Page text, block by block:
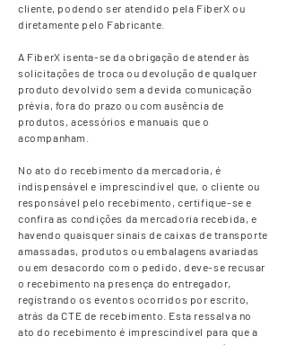
cliente, podendo ser atendido pela FiberX ou
diretamente pelo Fabricante.
A FiberX isenta-se da obrigação de atender às
solicitações de troca ou devolução de qualquer
produto devolvido sem a devida comunicação
prévia, fora do prazo ou com ausência de
produtos, acessórios e manuais que o
acompanham.
No ato do recebimento da mercadoria, é
indispensável e imprescindível que, o cliente ou
responsável pelo recebimento, certifique-se e
confira as condições da mercadoria recebida, e
havendo quaisquer sinais de caixas de transporte
amassadas, produtos ou embalagens avariadas
ou em desacordo com o pedido, deve-se recusar
o recebimento na presença do entregador,
registrando os eventos ocorridos por escrito,
atrás da CTE de recebimento. Esta ressalva no
ato do recebimento é imprescindível para que a